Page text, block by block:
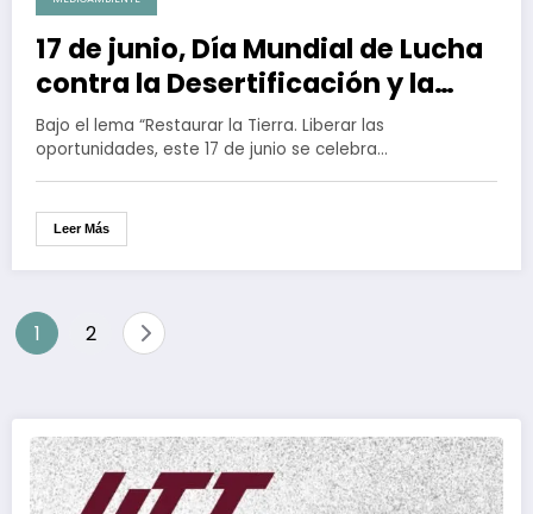
17 de junio, Día Mundial de Lucha
contra la Desertificación y la
Sequía
Bajo el lema “Restaurar la Tierra. Liberar las
oportunidades, este 17 de junio se celebra…
Leer Más
Paginación
1 2